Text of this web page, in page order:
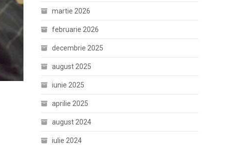
martie 2026
februarie 2026
decembrie 2025
august 2025
iunie 2025
aprilie 2025
august 2024
iulie 2024